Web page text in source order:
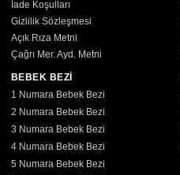
İade Koşulları
Gizlilik Sözleşmesi
Açık Rıza Metni
Çağrı Mer. Ayd. Metni
BEBEK BEZİ
1 Numara Bebek Bezi
2 Numara Bebek Bezi
3 Numara Bebek Bezi
4 Numara Bebek Bezi
5 Numara Bebek Bezi